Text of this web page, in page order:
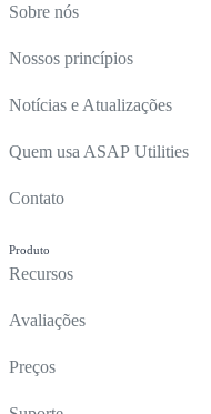
Sobre nós
Nossos princípios
Notícias e Atualizações
Quem usa ASAP Utilities
Contato
Produto
Recursos
Avaliações
Preços